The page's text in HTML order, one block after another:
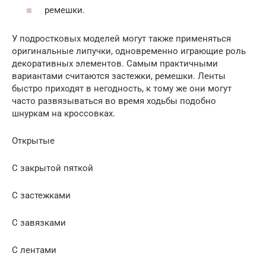
ремешки.
У подростковых моделей могут также применяться
оригинальные липучки, одновременно играющие роль
декоративных элементов. Самым практичными
вариантами считаются застежки, ремешки. Ленты
быстро приходят в негодность, к тому же они могут
часто развязываться во время ходьбы подобно
шнуркам на кроссовках.
Открытые
С закрытой пяткой
С застежками
С завязками
С лентами